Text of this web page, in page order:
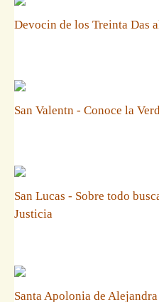
Devocin de los Treinta Das
San Valentn - Conoce la
San Lucas - Sobre todo
Justicia
Santa Apolonia de